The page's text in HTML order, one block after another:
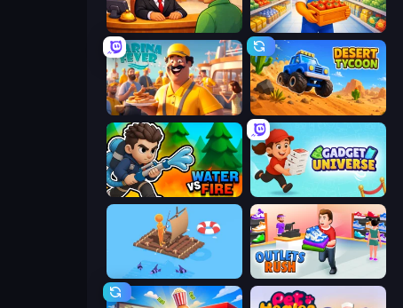
Supermarket Manager
Marina Fever Tycoon Desert Tycoon
Water vs Fire Gadget Universe
Fishland Outlets Rush